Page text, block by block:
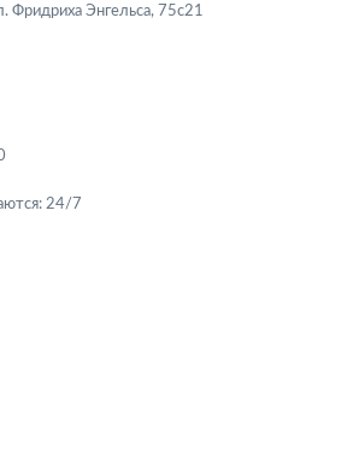
Фридриха Энгельса, 75с21
24/7